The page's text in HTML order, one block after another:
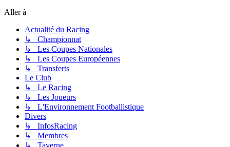
Aller à
Actualité du Racing
↳ Championnat
↳ Les Coupes Nationales
↳ Les Coupes Européennes
↳ Transferts
Le Club
↳ Le Racing
↳ Les Joueurs
↳ L'Environnement Footballistique
Divers
↳ InfosRacing
↳ Membres